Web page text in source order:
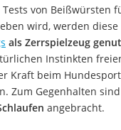
von Beißwürsten
wird, werden diese
als Zerrspielzeug
Instinkten
Kraft beim
Zum Gegenhalten
angebracht.